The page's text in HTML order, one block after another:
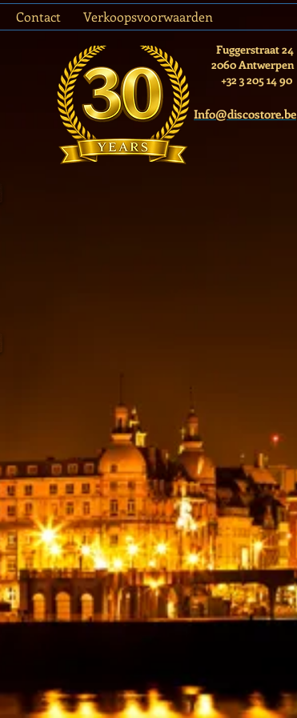
Contact Verkoopsvoorwaarden
Fuggerstraat 24
2060 Antwerpen
+32 3 205 14 90
Info@discostore.be